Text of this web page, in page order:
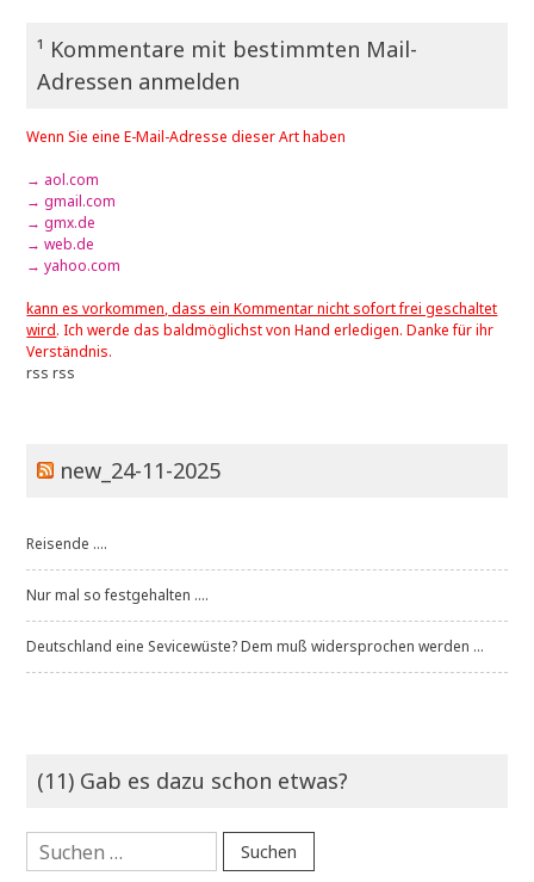
¹ Kommentare mit bestimmten Mail-
Adressen anmelden
Wenn Sie eine E-Mail-Adresse dieser Art haben
→ aol.com
→ gmail.com
→ gmx.de
→ web.de
→ yahoo.com
kann es vorkommen, dass ein Kommentar nicht sofort frei geschaltet
wird. Ich werde das baldmöglichst von Hand erledigen. Danke für ihr
Verständnis.
rss rss
new_24-11-2025
Reisende ....
Nur mal so festgehalten ....
Deutschland eine Sevicewüste? Dem muß widersprochen werden ...
(11) Gab es dazu schon etwas?
Suchen
nach: